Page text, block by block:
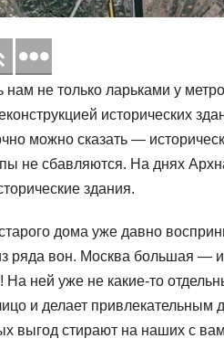
не только ларьками у
исторических
можно сказать —
не сбавляются. На днях
здания.
дома уже давно
ряда вон. Москва большая —
На ней уже не какие-то
и делает привлекательным
выгод стирают на наших с